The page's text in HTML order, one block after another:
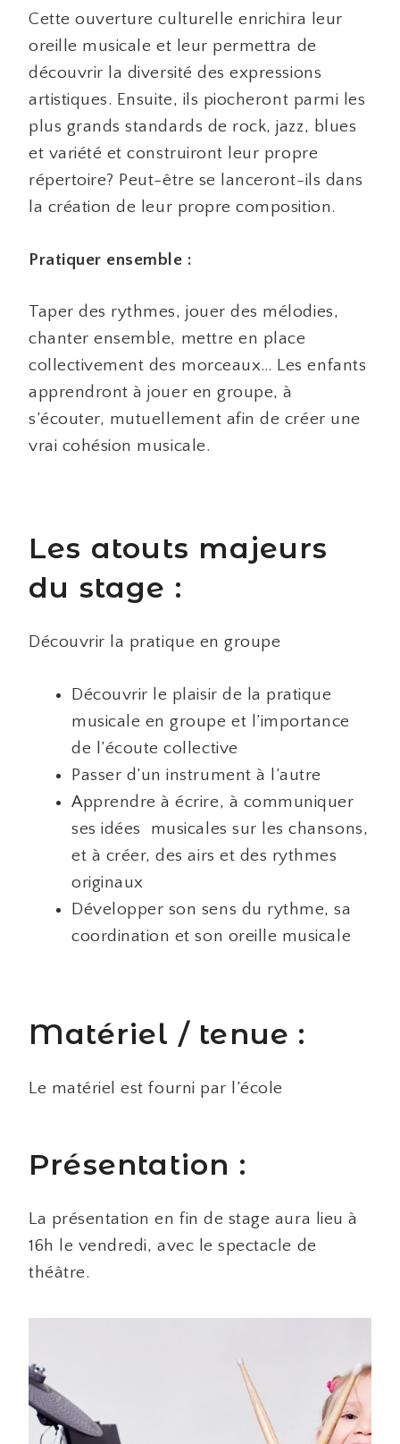
Cette ouverture culturelle enrichira leur
oreille musicale et leur permettra de
découvrir la diversité des expressions
artistiques. Ensuite, ils piocheront parmi les
plus grands standards de rock, jazz, blues
et variété et construiront leur propre
répertoire? Peut-être se lanceront-ils dans
la création de leur propre composition.
Pratiquer ensemble :
Taper des rythmes, jouer des mélodies,
chanter ensemble, mettre en place
collectivement des morceaux… Les enfants
apprendront à jouer en groupe, à
s’écouter, mutuellement afin de créer une
vrai cohésion musicale.
Les atouts majeurs
du stage :
Découvrir la pratique en groupe
Découvrir le plaisir de la pratique
musicale en groupe et l’importance
de l’écoute collective
Passer d’un instrument à l’autre
Apprendre à écrire, à communiquer
ses idées musicales sur les chansons,
et à créer, des airs et des rythmes
originaux
Développer son sens du rythme, sa
coordination et son oreille musicale
Matériel / tenue :
Le matériel est fourni par l’école
Présentation :
La présentation en fin de stage aura lieu à
16h le vendredi, avec le spectacle de
théâtre.